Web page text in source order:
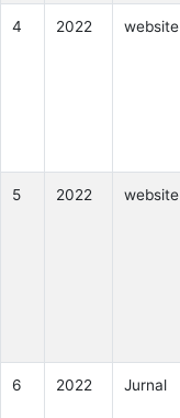
4 2022 website
5 2022 website
6 2022 Jurnal